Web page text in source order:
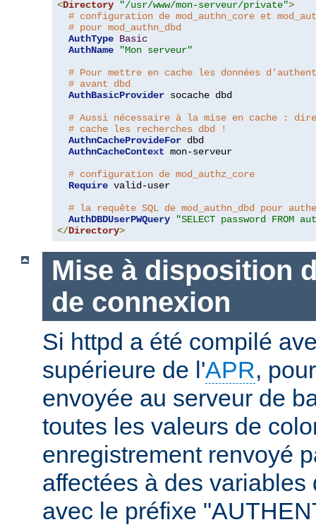
<Directory "/usr/www/mon-serveur/private">
# configuration de mod_authn_core et
# pour mod_authn_dbd
AuthType Basic
AuthName
"Mon serveur"
# Pour mettre en cache les données
# avant dbd
AuthBasicProvider socache dbd
# Aussi nécessaire à la mise en cache :
# cache les recherches dbd !
AuthnCacheProvideFor dbd
AuthnCacheContext mon-serveur
# configuration de mod_authz_core
Require valid-user
# la requête SQL de mod_authn_dbd pour
AuthDBDUserPWQuery
"SELECT password FROM
</Directory>
Mise à disposition
de connexion
Si httpd a été compilé
supérieure de l'APR,
envoyée au serveur de
toutes les valeurs de
enregistrement renvoyé
affectées à des variables
avec le préfixe